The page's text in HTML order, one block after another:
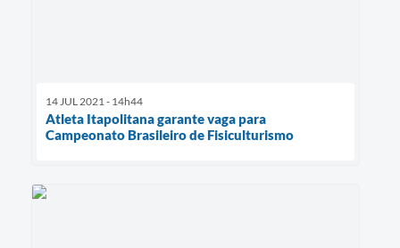
14 JUL 2021 - 14h44
Atleta Itapolitana garante vaga para
Campeonato Brasileiro de Fisiculturismo